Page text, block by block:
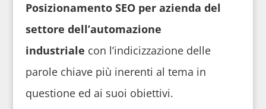
Posizionamento SEO per azienda del
settore dell’automazione
industriale con l’indicizzazione delle
parole chiave più inerenti al tema in
questione ed ai suoi obiettivi.